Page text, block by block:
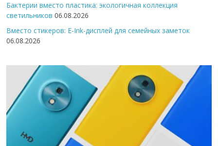
Бактерии вместо пластика: экологичная коллекция
светильников 06.08.2026
Вместо стикеров: E-Ink-дисплей для семейных заметок
06.08.2026